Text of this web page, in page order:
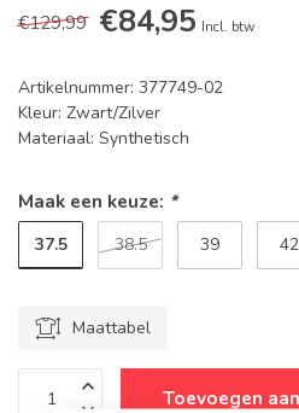
€129,99 €84,95 Incl. btw
Artikelnummer: 377749-02
Kleur: Zwart/Zilver
Materiaal: Synthetisch
Maak een keuze: *
37.5 38.5 39 42
Maattabel
Toevoegen